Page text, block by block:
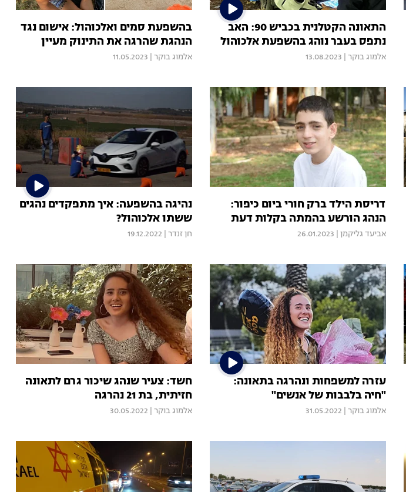
התאונה הקטלנית בכביש 90: האב
נתפס בעבר נוהג בהשפעת אלכוהול
אלמוג בוקר 13.08.2023
בהשפעת סמים ואלכוהול: אישום נגד
הנהגת שהרגה את התינוק מעיין
אלמוג בוקר 11.05.2023
דריסת הילד ברק חורי ביום כיפור:
הנהג הורשע בהמתה בקלות דעת
אביעד גליקמן 26.01.2023
נהיגה בהשפעה: איך מתפקדים נהגים
ששתו אלכוהול?
חן זנדר 19.12.2022
עזרה למשפחות ונהרגה בתאונה:
"חיה בלבבות של אנשים"
אלמוג בוקר 31.05.2022
חשד: צעיר שנהג שיכור גרם לתאונה
חזיתית, בת 21 נהרגה
אלמוג בוקר 30.05.2022